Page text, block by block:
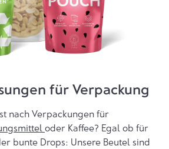
für Verpackung
nach Verpackungen für
oder Kaffee? Egal ob für
bunte Drops: Unsere Beutel sind